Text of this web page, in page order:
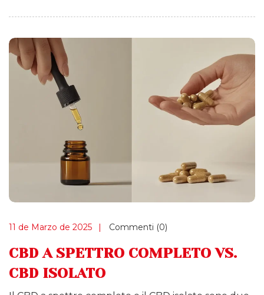
11 de Marzo de 2025 Commenti (0)
CBD A SPETTRO COMPLETO VS.
CBD ISOLATO